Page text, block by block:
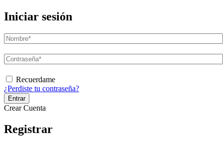
Iniciar sesión
Recuerdame
¿Perdiste tu contraseña?
Crear Cuenta
Registrar